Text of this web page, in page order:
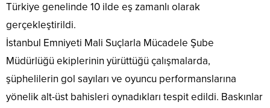
Türkiye genelinde 10 ilde eş zamanlı olarak
gerçekleştirildi.
İstanbul Emniyeti Mali Suçlarla Mücadele Şube
Müdürlüğü ekiplerinin yürüttüğü çalışmalarda,
şüphelilerin gol sayıları ve oyuncu performanslarına
yönelik alt-üst bahisleri oynadıkları tespit edildi. Baskınlar